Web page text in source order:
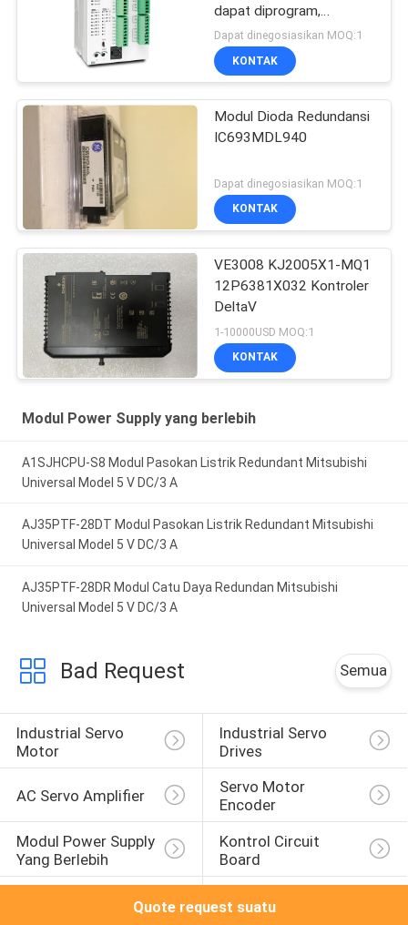
dapat diprogram,
Pengontrol Logika
DVP28SV
Dapat dinegosiasikan MOQ:1
KONTAK
Modul Dioda Redundansi
IC693MDL940
Dapat dinegosiasikan MOQ:1
KONTAK
VE3008 KJ2005X1-MQ1
12P6381X032 Kontroler
DeltaV
1-10000USD MOQ:1
KONTAK
Modul Power Supply yang berlebih
A1SJHCPU-S8 Modul Pasokan Listrik Redundant Mitsubishi
Universal Model 5 V DC/3 A
AJ35PTF-28DT Modul Pasokan Listrik Redundant Mitsubishi
Universal Model 5 V DC/3 A
AJ35PTF-28DR Modul Catu Daya Redundan Mitsubishi
Universal Model 5 V DC/3 A
Bad Request Semua
Industrial Servo
Motor
Industrial Servo
Drives
AC Servo Amplifier
Servo Motor
Encoder
Modul Power Supply
Yang Berlebih
Kontrol Circuit
Board
Inverter
Quote request suatu